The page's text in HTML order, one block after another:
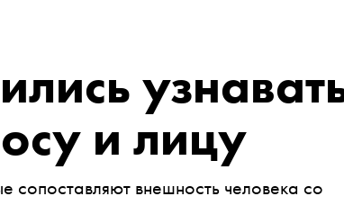
и лицу
сопоставляют внешность человека со